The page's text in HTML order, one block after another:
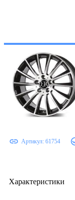
Артикул: 61754
Характеристики